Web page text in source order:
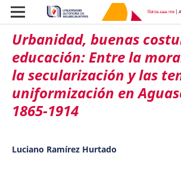
Urbanidad, buenas
educación: Entre la
la secularización y las
uniformización en
1865-1914
Luciano Ramírez Hurtado